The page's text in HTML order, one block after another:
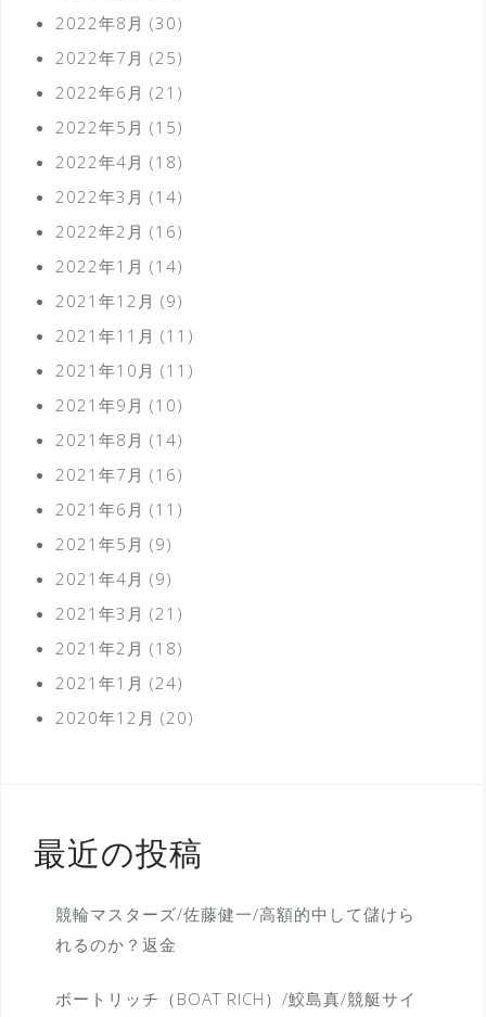
2022年8月 (30)
2022年7月 (25)
2022年6月 (21)
2022年5月 (15)
2022年4月 (18)
2022年3月 (14)
2022年2月 (16)
2022年1月 (14)
2021年12月 (9)
2021年11月 (11)
2021年10月 (11)
2021年9月 (10)
2021年8月 (14)
2021年7月 (16)
2021年6月 (11)
2021年5月 (9)
2021年4月 (9)
2021年3月 (21)
2021年2月 (18)
2021年1月 (24)
2020年12月 (20)
最近の投稿
競輪マスターズ/佐藤健一/高額的中して儲けら
れるのか？返金
ボートリッチ（BOAT RICH）/鮫島真/競艇サイ